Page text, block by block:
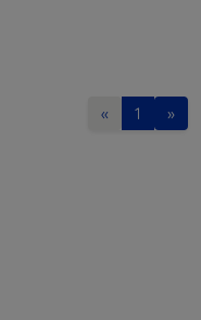
« 1 »